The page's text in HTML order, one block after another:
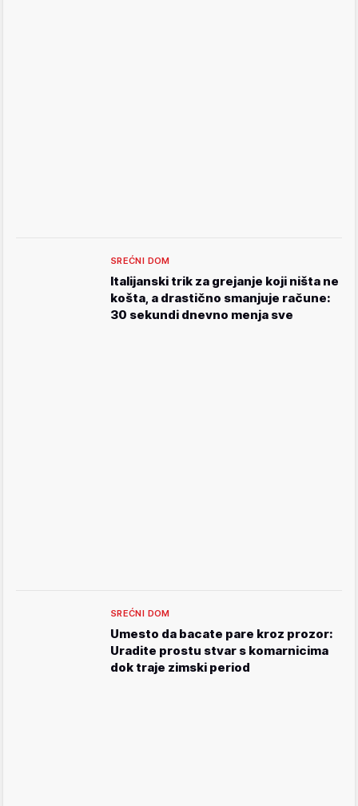
SREĆNI DOM
Italijanski trik za grejanje koji ništa ne
košta, a drastično smanjuje račune:
30 sekundi dnevno menja sve
SREĆNI DOM
Umesto da bacate pare kroz prozor:
Uradite prostu stvar s komarnicima
dok traje zimski period